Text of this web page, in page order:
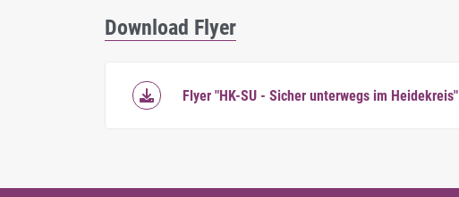
Download Flyer
Flyer "HK-SU - Sicher unterwegs im Heidekreis"